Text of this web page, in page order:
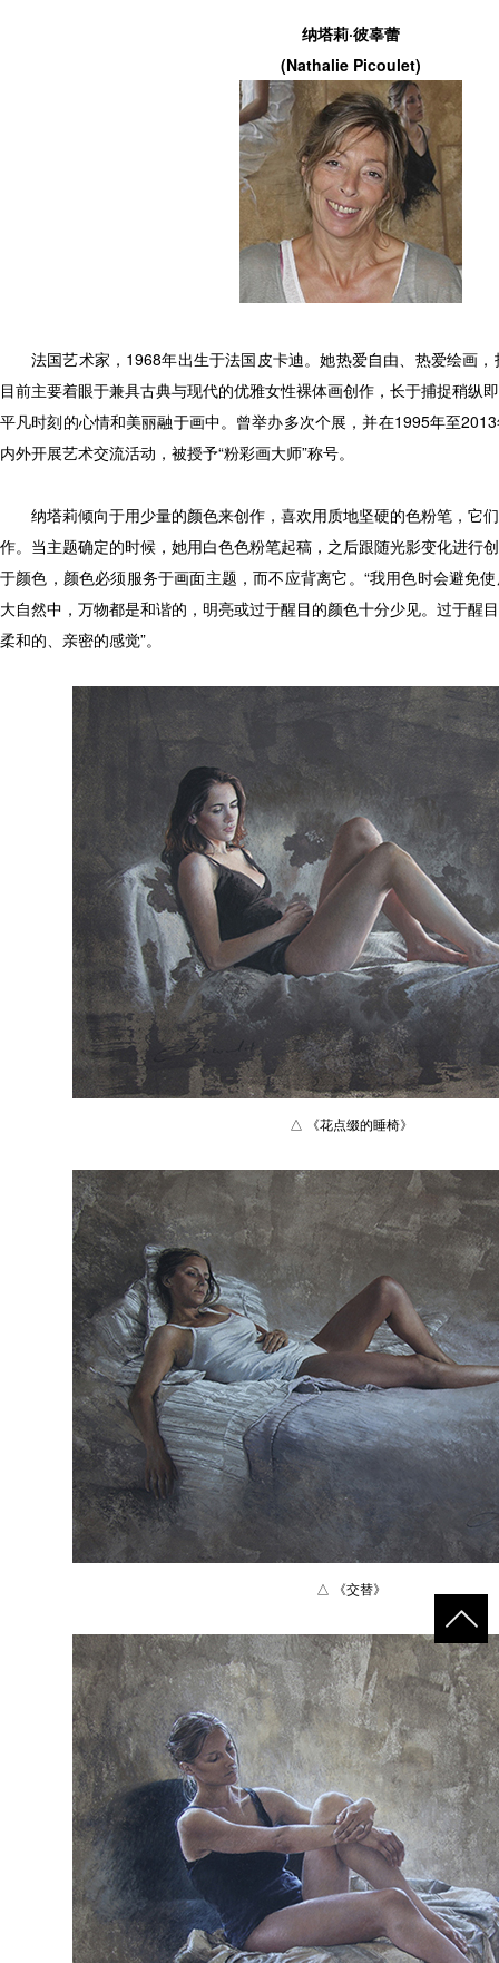
纳塔莉·彼辜蕾
(Nathalie Picoulet)
法国艺术家，1968年出生于法国皮卡迪。她热爱自由、热爱绘画
目前主要着眼于兼具古典与现代的优雅女性裸体画创作，长于捕捉稍纵
平凡时刻的心情和美丽融于画中。曾举办多次个展，并在1995年至
内外开展艺术交流活动，被授予“粉彩画大师”称号。
纳塔莉倾向于用少量的颜色来创作，喜欢用质地坚硬的色粉笔，它
作。当主题确定的时候，她用白色色粉笔起稿，之后跟随光影变化进行
于颜色，颜色必须服务于画面主题，而不应背离它。“我用色时会避免
大自然中，万物都是和谐的，明亮或过于醒目的颜色十分少见。过于醒
柔和的、亲密的感觉”。
△ 《花点缀的睡椅》
△ 《交替》